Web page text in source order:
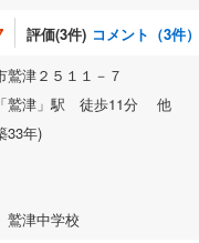
評価(3件) コメント（3件）
鷲津２５１１－７
鷲津」駅 徒歩11分 他
33年)
鷲津中学校